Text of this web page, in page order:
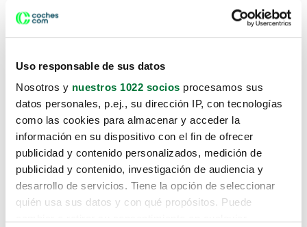
Uso responsable de sus datos
Nosotros y nuestros 1022 socios procesamos sus
datos personales, p.ej., su dirección IP, con tecnologías
como las cookies para almacenar y acceder la
información en su dispositivo con el fin de ofrecer
publicidad y contenido personalizados, medición de
publicidad y contenido, investigación de audiencia y
desarrollo de servicios. Tiene la opción de seleccionar
quién usa sus datos y con qué propósitos. Puede
Lo sentimos, no sabemos como
te hemos traido hasta aquí.
Pero puedes encontrar el coche que estás
buscando en alguno de estos enlaces: